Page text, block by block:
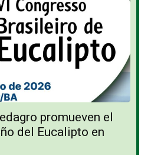
promueven el
del Eucalipto en